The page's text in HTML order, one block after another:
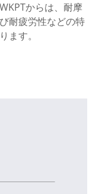
からは、耐摩
耐疲労性などの特
ます。